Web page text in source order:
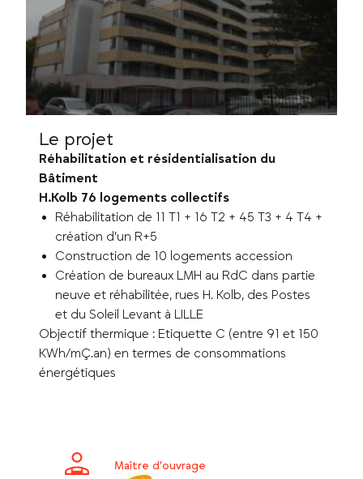
Le projet
Réhabilitation et résidentialisation du
Bâtiment
H.Kolb 76 logements collectifs
Réhabilitation de 11 T1 + 16 T2 + 45 T3 + 4 T4 +
création d’un R+5
Construction de 10 logements accession
Création de bureaux LMH au RdC dans partie
neuve et réhabilitée, rues H. Kolb, des Postes
et du Soleil Levant à LILLE
Objectif thermique : Etiquette C (entre 91 et 150
KWh/mÇ.an) en termes de consommations
énergétiques
Maître d’ouvrage